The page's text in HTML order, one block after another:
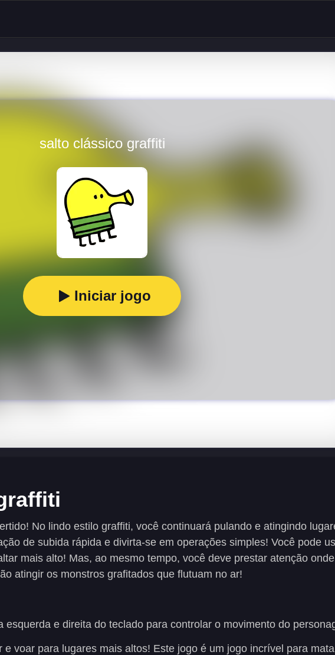
salto clássico graffiti
Iniciar jogo
No lindo estilo graffiti, você continuará pulando e atingindo
de subida rápida e divirta-se em operações simples! Você pode
mais alto! Mas, ao mesmo tempo, você deve prestar atenção onde
atingir os monstros grafitados que flutuam no ar!
esquerda e direita do teclado para controlar o movimento do
e voar para lugares mais altos! Este jogo é um jogo incrível para